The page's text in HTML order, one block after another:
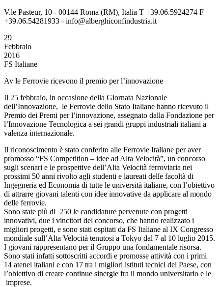
V.le Pasteur, 10 - 00144 Roma (RM), Italia T +39.06.5924274 F
+39.06.54281933 - info@alberghiconfindustria.it
29
Febbraio
2016
FS Italiane
Av le Ferrovie ricevono il premio per l’innovazione
Il 25 febbraio, in occasione della Giornata Nazionale
dell’Innovazione, le Ferrovie dello Stato Italiane hanno ricevuto il
Premio dei Premi per l’innovazione, assegnato dalla Fondazione per
l’Innovazione Tecnologica a sei grandi gruppi industriali italiani a
valenza internazionale.
Il riconoscimento è stato conferito alle Ferrovie Italiane per aver
promosso “FS Competition – idee ad Alta Velocità”, un concorso
sugli scenari e le prospettive dell’Alta Velocità ferroviaria nei
prossimi 50 anni rivolto agli studenti e laureati delle facoltà di
Ingegneria ed Economia di tutte le università italiane, con l’obiettivo
di attrarre giovani talenti con idee innovative da applicare al mondo
delle ferrovie.
Sono state più di 250 le candidature pervenute con progetti
innovativi, due i vincitori del concorso, che hanno realizzato i
migliori progetti, e sono stati ospitati da FS Italiane al IX Congresso
mondiale sull’Alta Velocità tenutosi a Tokyo dal 7 al 10 luglio 2015.
I giovani rappresentano per il Gruppo una fondamentale risorsa.
Sono stati infatti sottoscritti accordi e promosse attività con i primi
14 atenei italiani e con 17 tra i migliori istituti tecnici del Paese, con
l’obiettivo di creare continue sinergie fra il mondo universitario e le
imprese.